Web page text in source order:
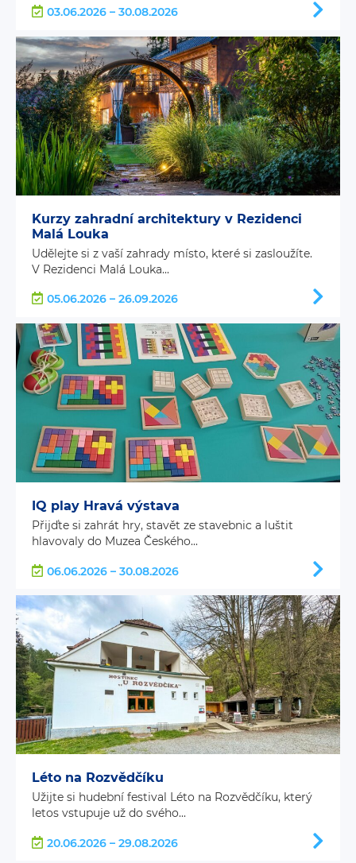
03.06.2026 – 30.08.2026
Kurzy zahradní architektury v Rezidenci
Malá Louka
Udělejte si z vaší zahrady místo, které si zasloužíte.
V Rezidenci Malá Louka...
05.06.2026 – 26.09.2026
IQ play Hravá výstava
Přijďte si zahrát hry, stavět ze stavebnic a luštit
hlavovaly do Muzea Českého...
06.06.2026 – 30.08.2026
Léto na Rozvědčíku
Užijte si hudební festival Léto na Rozvědčíku, který
letos vstupuje už do svého...
20.06.2026 – 29.08.2026